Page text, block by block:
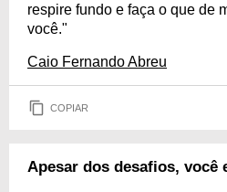
respire fundo e faça o que de
você."
Caio Fernando Abreu
COPIAR
Apesar dos desafios, você